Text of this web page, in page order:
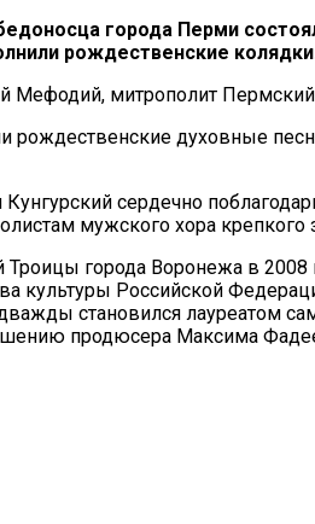
города Перми
рождественские
Мефодий, митрополит Пермский
духовные
сердечно
мужского хора крепкого
города Воронежа в 2008
культуры Российской
становился лауреатом
продюсера Максима